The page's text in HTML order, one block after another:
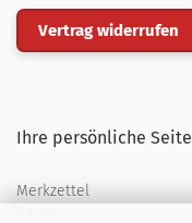
Vertrag widerrufen
Ihre persönliche Seite
Merkzettel